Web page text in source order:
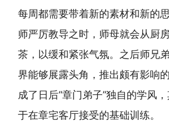
每周都需要带着新的素材和新的
师严厉教导之时，师母就会从厨
茶，以缓和紧张气氛。之后师兄
界能够展露头角，推出颇有影响
成了日后“章门弟子”独自的学风
于在章宅客厅接受的基础训练。